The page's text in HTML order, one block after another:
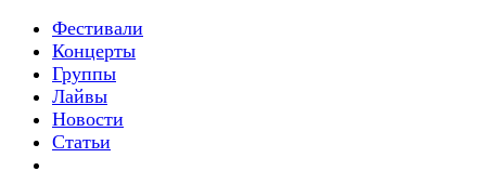
Фестивали
Концерты
Группы
Лайвы
Новости
Статьи